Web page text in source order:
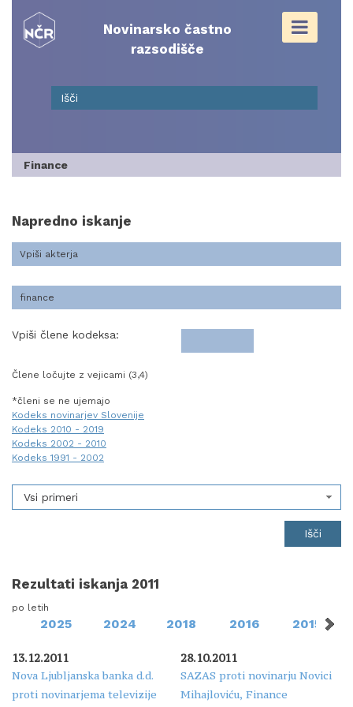
content
Novinarsko častno
razsodišče
Finance
Napredno iskanje
Vpiši člene kodeksa:
Člene ločujte z vejicami (3,4)
*členi se ne ujemajo
Kodeks novinarjev Slovenije
Kodeks 2010 - 2019
Kodeks 2002 - 2010
Kodeks 1991 - 2002
Vsi primeri
Rezultati iskanja 2011
po letih
2025 2024 2018 2016 2015
13.12.2011
Nova Ljubljanska banka d.d.
proti novinarjema televizije
28.10.2011
SAZAS proti novinarju Novici
Mihajloviću, Finance